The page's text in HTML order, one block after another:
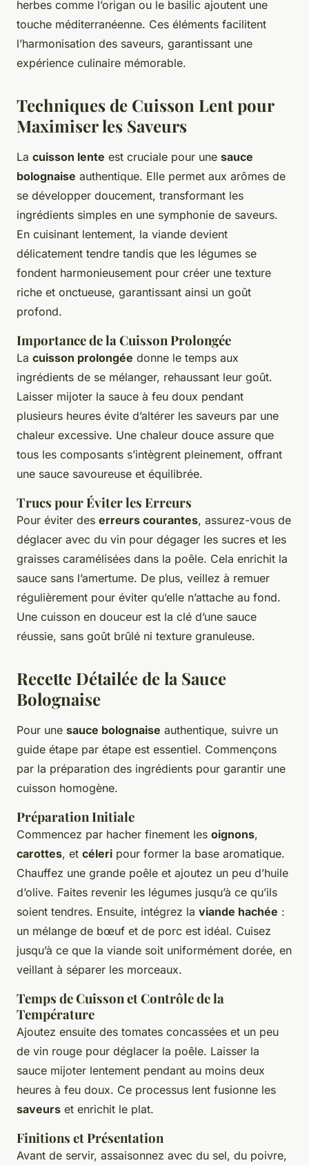
herbes comme l’origan ou le basilic ajoutent une
touche méditerranéenne. Ces éléments facilitent
l’harmonisation des saveurs, garantissant une
expérience culinaire mémorable.
Techniques de Cuisson Lent pour
Maximiser les Saveurs
La cuisson lente est cruciale pour une sauce
bolognaise authentique. Elle permet aux arômes de
se développer doucement, transformant les
ingrédients simples en une symphonie de saveurs.
En cuisinant lentement, la viande devient
délicatement tendre tandis que les légumes se
fondent harmonieusement pour créer une texture
riche et onctueuse, garantissant ainsi un goût
profond.
Importance de la Cuisson Prolongée
La cuisson prolongée donne le temps aux
ingrédients de se mélanger, rehaussant leur goût.
Laisser mijoter la sauce à feu doux pendant
plusieurs heures évite d’altérer les saveurs par une
chaleur excessive. Une chaleur douce assure que
tous les composants s’intègrent pleinement, offrant
une sauce savoureuse et équilibrée.
Trucs pour Éviter les Erreurs
Pour éviter des erreurs courantes, assurez-vous de
déglacer avec du vin pour dégager les sucres et les
graisses caramélisées dans la poêle. Cela enrichit la
sauce sans l’amertume. De plus, veillez à remuer
régulièrement pour éviter qu’elle n’attache au fond.
Une cuisson en douceur est la clé d’une sauce
réussie, sans goût brûlé ni texture granuleuse.
Recette Détailée de la Sauce
Bolognaise
Pour une sauce bolognaise authentique, suivre un
guide étape par étape est essentiel. Commençons
par la préparation des ingrédients pour garantir une
cuisson homogène.
Préparation Initiale
Commencez par hacher finement les oignons,
carottes, et céleri pour former la base aromatique.
Chauffez une grande poêle et ajoutez un peu d’huile
d’olive. Faites revenir les légumes jusqu’à ce qu’ils
soient tendres. Ensuite, intégrez la viande hachée :
un mélange de bœuf et de porc est idéal. Cuisez
jusqu’à ce que la viande soit uniformément dorée, en
veillant à séparer les morceaux.
Temps de Cuisson et Contrôle de la
Température
Ajoutez ensuite des tomates concassées et un peu
de vin rouge pour déglacer la poêle. Laisser la
sauce mijoter lentement pendant au moins deux
heures à feu doux. Ce processus lent fusionne les
saveurs et enrichit le plat.
Finitions et Présentation
Avant de servir, assaisonnez avec du sel, du poivre,